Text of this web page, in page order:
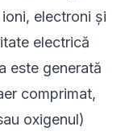
electroni și
electrică
este generată
comprimat,
oxigenul)